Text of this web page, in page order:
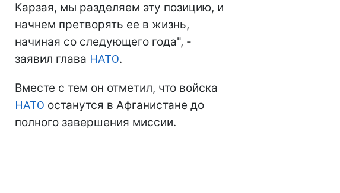
Карзая, мы разделяем эту позицию, и
начнем претворять ее в жизнь,
начиная со следующего года", -
заявил глава НАТО.
Вместе с тем он отметил, что войска
НАТО останутся в Афганистане до
полного завершения миссии.